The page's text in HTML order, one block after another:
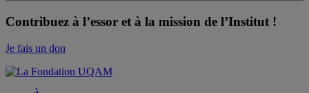
Contribuez à l’essor et à la mission de l’Institut !
Je fais un don